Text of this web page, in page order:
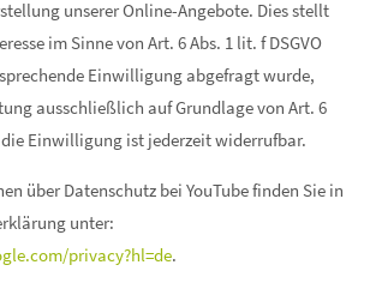
unserer Online-Angebote. Dies stellt
im Sinne von Art. 6 Abs. 1 lit. f DSGVO
Einwilligung abgefragt wurde,
ausschließlich auf Grundlage von Art. 6
die Einwilligung ist jederzeit widerrufbar.
über Datenschutz bei YouTube finden Sie in
unter:
privacy?hl=de.